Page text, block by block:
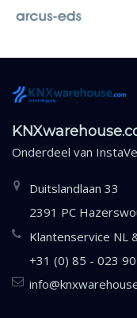
Onderdeel van
Duitslandlaan 33
2391 PC
Klantenservice NL
+31 (0) 85 - 023